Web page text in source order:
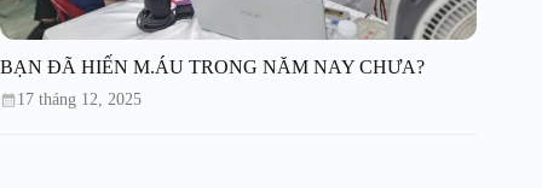
BẠN ĐÃ HIẾN M.ÁU TRONG NĂM NAY CHƯA?
17 tháng 12, 2025